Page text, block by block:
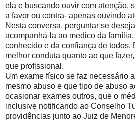
ela e buscando ouvir com atenção,
a favor ou contra- apenas ouvindo
Nesta conversa, perguntar se
acompanhá-la ao medico da
conhecido e da confiança de todos.
melhor conduta quanto ao que
que profissional.
Um exame físico se faz necessário
mesmo abuso e que tipo de abuso
ocasionar exames outros, que o
inclusive notificando ao Conselho
providências junto ao Juiz de